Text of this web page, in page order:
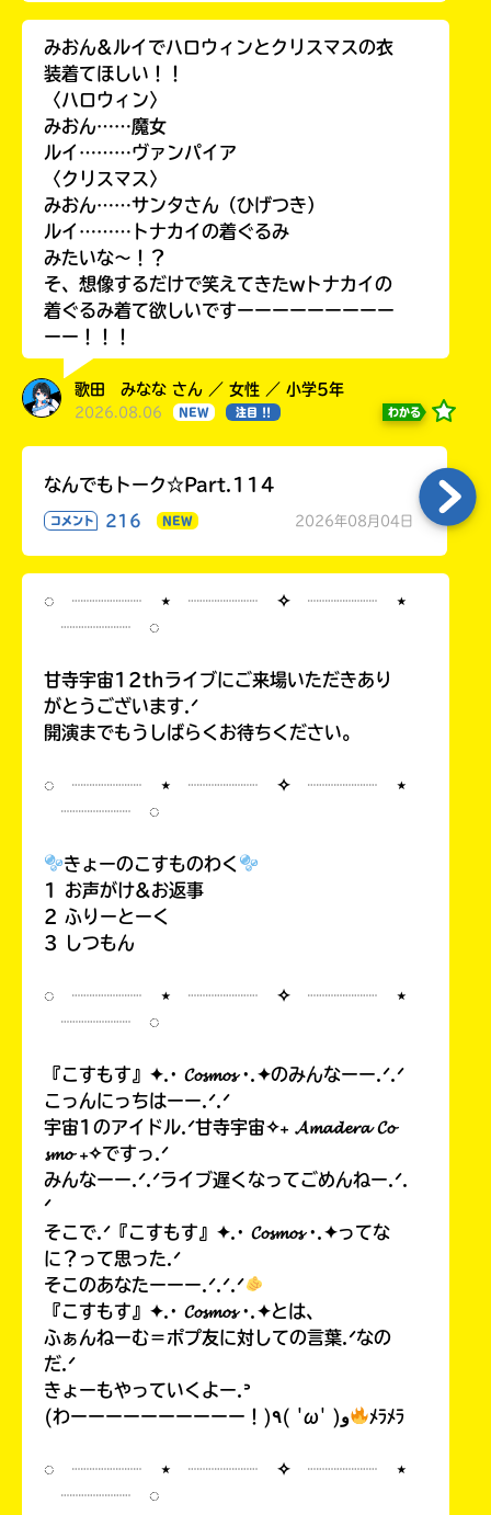
みおん&ルイでハロウィンとクリスマスの衣
装着てほしい！！
〈ハロウィン〉
みおん……魔女
ルイ………ヴァンパイア
〈クリスマス〉
みおん……サンタさん（ひげつき）
ルイ………トナカイの着ぐるみ
みたいな〜！？
そ、想像するだけで笑えてきたwトナカイの
着ぐるみ着て欲しいですーーーーーーーーー
ーー！！！
歌田 みなな さん ／ 女性 ／ 小学5年
2026.08.06 NEW 注目 !! わかる
なんでもトーク☆Part.114
コメント 216 NEW 2026年08月04日
◌ ┈┈┈┈ ⋆ ┈┈┈┈ ✧ ┈┈┈┈ ⋆
┈┈┈┈ ◌
甘寺宇宙12thライブにご来場いただきあり
がとうございます.ᐟ
開演までもうしばらくお待ちください。
◌ ┈┈┈┈ ⋆ ┈┈┈┈ ✧ ┈┈┈┈ ⋆
┈┈┈┈ ◌
きょーのこすものわく
1 お声がけ&お返事
2 ふりーとーく
3 しつもん
◌ ┈┈┈┈ ⋆ ┈┈┈┈ ✧ ┈┈┈┈ ⋆
┈┈┈┈ ◌
『こすもす』✦.· 𝓒𝓸𝓼𝓶𝓸𝓼 ·.✦のみんなーー.ᐟ.ᐟ
こっんにっちはーー.ᐟ.ᐟ
宇宙1のアイドル.ᐟ甘寺宇宙✧₊ 𝓐𝓶𝓪𝓭𝓮𝓻𝓪 𝓒𝓸
𝓼𝓶𝓸 ₊✧ですっ.ᐟ
みんなーー.ᐟ.ᐟライブ遅くなってごめんねー.ᐟ.
ᐟ
そこで.ᐟ『こすもす』✦.· 𝓒𝓸𝓼𝓶𝓸𝓼 ·.✦ってな
に？って思った.ᐟ
そこのあなたーーー.ᐟ.ᐟ.ᐟ
『こすもす』✦.· 𝓒𝓸𝓼𝓶𝓸𝓼 ·.✦とは、
ふぁんねーむ＝ポプ友に対しての言葉.ᐟなの
だ.ᐟ
きょーもやっていくよー.ᐣ
(わーーーーーーーーーー！)٩( 'ω' )و
ﾒﾗﾒﾗ
◌ ┈┈┈┈ ⋆ ┈┈┈┈ ✧ ┈┈┈┈ ⋆
┈┈┈┈ ◌